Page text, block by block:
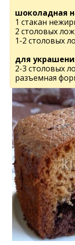
шоколадная
1 стакан
2 столовых
1-2 столовых
для
2-3 столовых
разъемная